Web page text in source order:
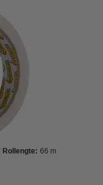
Rollengte: 66 m